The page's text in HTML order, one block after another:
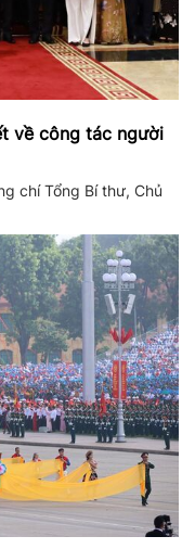
về công tác người
chí Tổng Bí thư, Chủ